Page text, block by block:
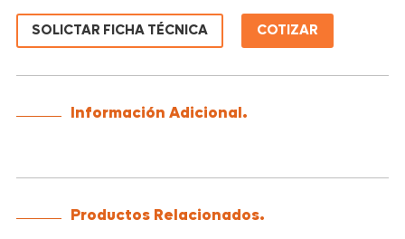
SOLICTAR FICHA TÉCNICA COTIZAR
Información Adicional.
Productos Relacionados.